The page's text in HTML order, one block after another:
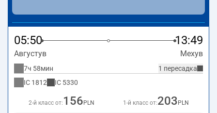
05:50 13:49
Августув Мехув
1 пересадка
7ч 58мин
IC 1812 IC 5330
2-й класс от: 156 PLN 1-й класс от:203 PLN